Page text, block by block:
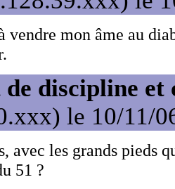
vendre mon âme au
de discipline et
le 10/11/
avec les grands pieds
51 ?